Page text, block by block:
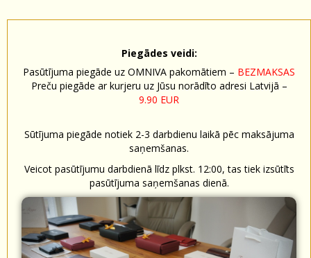
Piegādes veidi:
Pasūtījuma piegāde uz OMNIVA pakomātiem – BEZMAKSAS
Preču piegāde ar kurjeru uz Jūsu norādīto adresi Latvijā –
9.90 EUR
Sūtījuma piegāde notiek 2-3 darbdienu laikā pēc maksājuma
saņemšanas.
Veicot pasūtījumu darbdienā līdz plkst. 12:00, tas tiek izsūtīts
pasūtījuma saņemšanas dienā.